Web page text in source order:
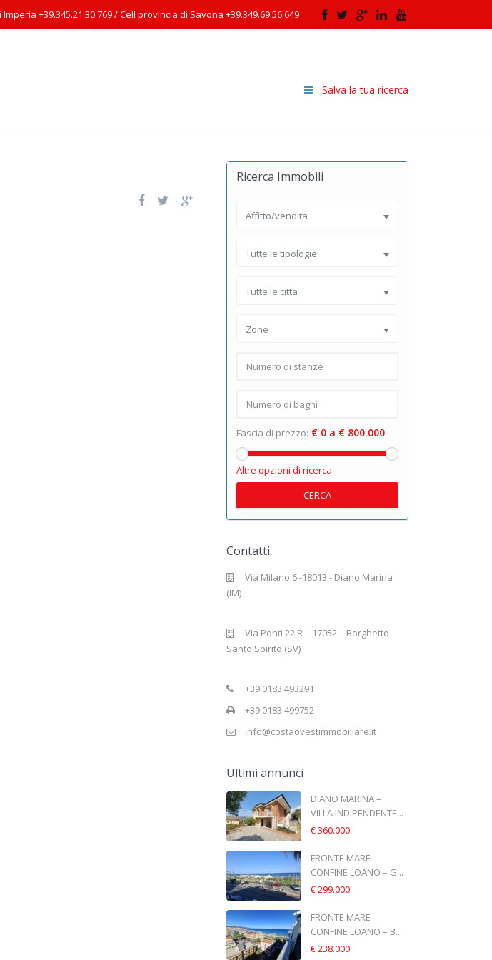
+39.345.21.30.769 / Cell provincia di Savona +39.349.69.56.649
Salva la tua ricerca
Ricerca Immobili
Affitto/vendita
Tutte le tipologie
Tutte le citta
Zone
Fascia di prezzo: € 0 a € 800.000
Altre opzioni di ricerca
CERCA
Contatti
Via Milano 6 -18013 - Diano Marina
(IM)
Via Ponti 22 R – 17052 – Borghetto
Santo Spirito (SV)
+39 0183.493291
+39 0183.499752
info@costaovestimmobiliare.it
Ultimi annunci
DIANO MARINA –
VILLA INDIPENDENTE...
€ 360.000
FRONTE MARE
CONFINE LOANO – G...
€ 299.000
FRONTE MARE
CONFINE LOANO – B...
€ 238.000